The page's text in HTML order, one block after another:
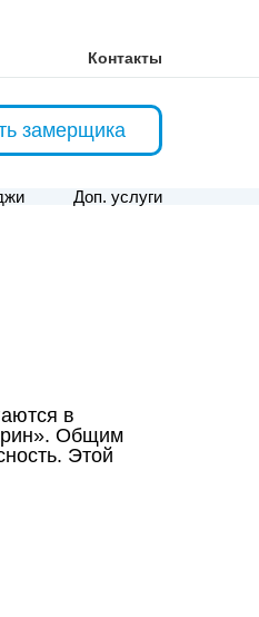
Контакты
замерщика
Доп. услуги
в
Общим
Этой